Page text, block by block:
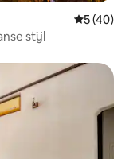
5 (40)
stijl